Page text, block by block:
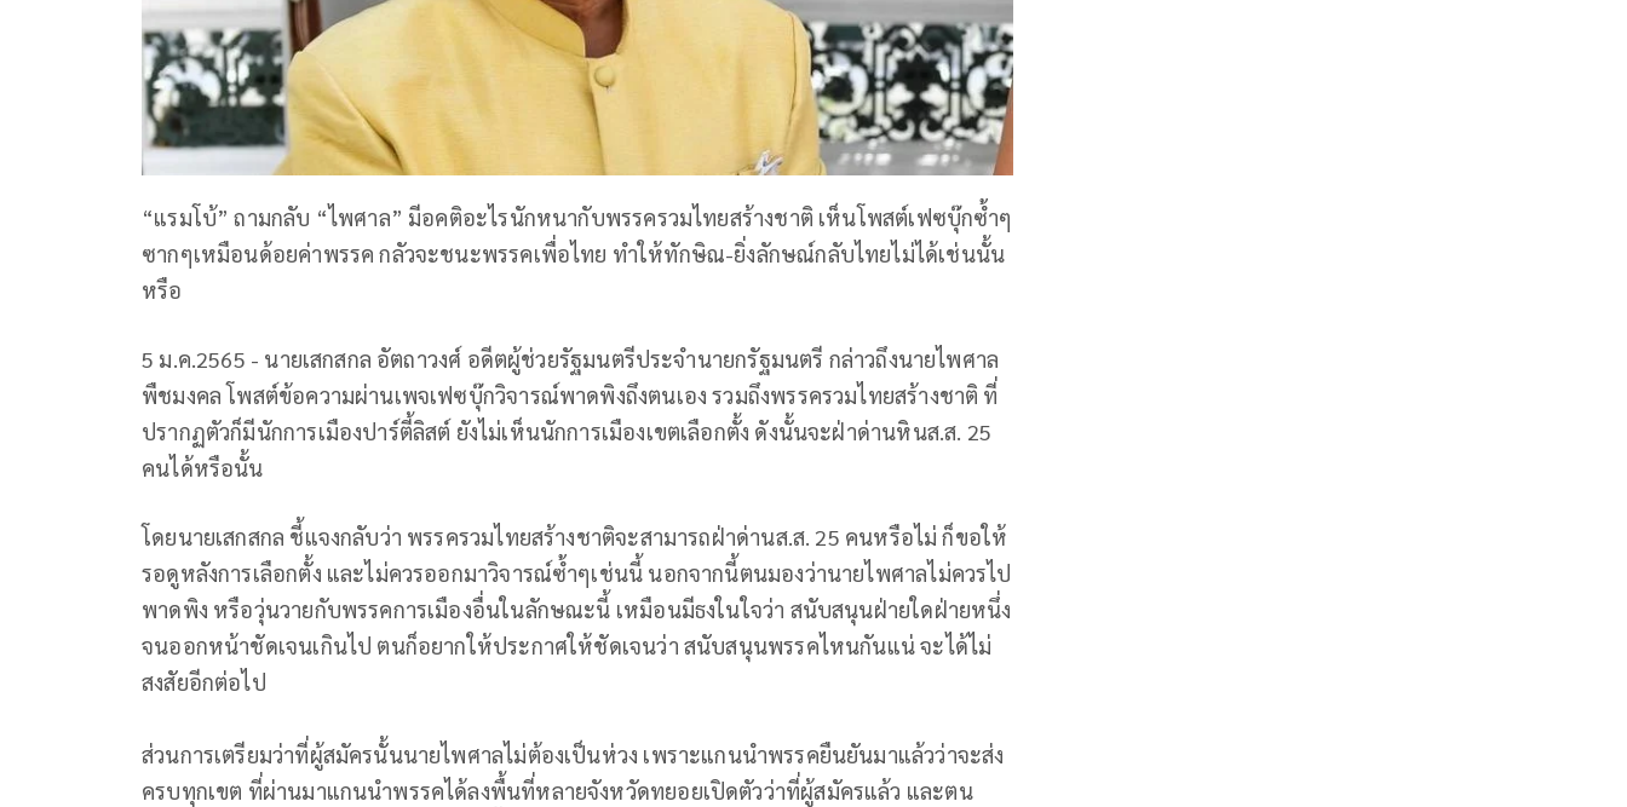
“แรมโบ้” ถามกลับ “ไพศาล” มีอคติอะไรนักหนากับพรรครวมไทยสร้างชาติ เห็นโพสต์เฟซบุ๊กซ้ำๆ
ซากๆเหมือนด้อยค่าพรรค กลัวจะชนะพรรคเพื่อไทย ทำให้ทักษิณ-ยิ่งลักษณ์กลับไทยไม่ได้เช่นนั้น
หรือ
5 ม.ค.2565 - นายเสกสกล อัตถาวงศ์ อดีตผู้ช่วยรัฐมนตรีประจำนายกรัฐมนตรี กล่าวถึงนายไพศาล
พืชมงคล โพสต์ข้อความผ่านเพจเฟซบุ๊กวิจารณ์พาดพิงถึงตนเอง รวมถึงพรรครวมไทยสร้างชาติ ที่
ปรากฏตัวก็มีนักการเมืองปาร์ตี้ลิสต์ ยังไม่เห็นนักการเมืองเขตเลือกตั้ง ดังนั้นจะฝ่าด่านหินส.ส. 25
คนได้หรือนั้น
โดยนายเสกสกล ชี้แจงกลับว่า พรรครวมไทยสร้างชาติจะสามารถฝ่าด่านส.ส. 25 คนหรือไม่ ก็ขอให้
รอดูหลังการเลือกตั้ง และไม่ควรออกมาวิจารณ์ซ้ำๆเช่นนี้ นอกจากนี้ตนมองว่านายไพศาลไม่ควรไป
พาดพิง หรือวุ่นวายกับพรรคการเมืองอื่นในลักษณะนี้ เหมือนมีธงในใจว่า สนับสนุนฝ่ายใดฝ่ายหนึ่ง
จนออกหน้าชัดเจนเกินไป ตนก็อยากให้ประกาศให้ชัดเจนว่า สนับสนุนพรรคไหนกันแน่ จะได้ไม่
สงสัยอีกต่อไป
ส่วนการเตรียมว่าที่ผู้สมัครนั้นนายไพศาลไม่ต้องเป็นห่วง เพราะแกนนำพรรคยืนยันมาแล้วว่าจะส่ง
ครบทุกเขต ที่ผ่านมาแกนนำพรรคได้ลงพื้นที่หลายจังหวัดทยอยเปิดตัวว่าที่ผู้สมัครแล้ว และตน